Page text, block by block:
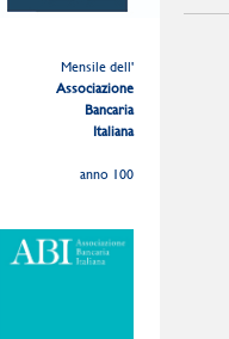
Mensile dell'
Associazione
Bancaria
Italiana
anno 100